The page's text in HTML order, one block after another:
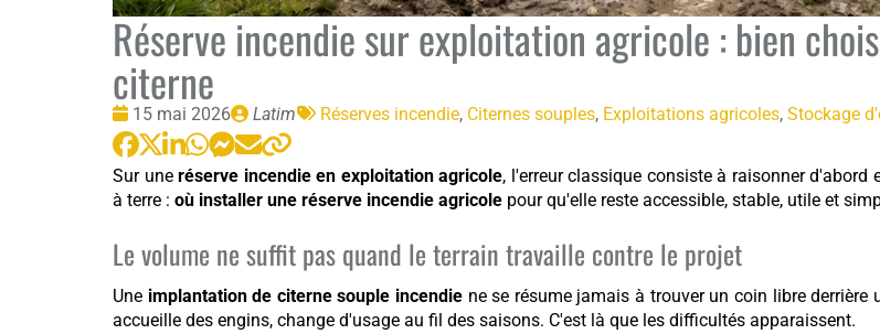
Réserve incendie sur exploitation agricole : bien
citerne
Date
:
15 mai 2026
Publié
par
Latim
Tags
Réserves incendie, Citernes souples, Exploitations agricoles, Stockage
Sur uneréserve incendie en exploitation agricole, l'erreur classique consiste à raisonner
à terre : où installer une réserve incendie agricole pour qu'elle reste accessible, stable, utile et
Le volume ne suffit pas quand le terrain travaille contre le projet
Une implantation de citerne souple incendie ne se résume jamais à trouver un coin libre derrière
accueille des engins, change d'usage au fil des saisons. C'est là que les difficultés apparaissent.